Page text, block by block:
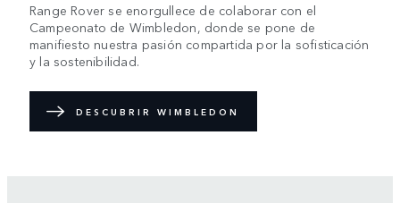
Range Rover se enorgullece de colaborar con el
Campeonato de Wimbledon, donde se pone de
manifiesto nuestra pasión compartida por la sofisticación
y la sostenibilidad.
DESCUBRIR WIMBLEDON